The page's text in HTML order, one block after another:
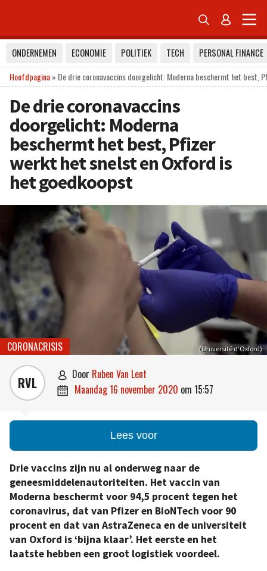
 
ONDERNEMEN ECONOMIE POLITIEK TECH
PERSONAL FINANCE
Hoofdpagina» De drie coronavaccins doorgelicht: Moderna beschermt het best,
De drie coronavaccins
doorgelicht: Moderna
beschermt het best, Pfizer
werkt het snelst en Oxford is
het goedkoopst
(Université d’Oxford)
CORONACRISIS
RVL  door Ruben Van Lent
 maandag 16 november 2020 om 15:57
Lees voor
Drie vaccins zijn nu al onderweg naar de
geneesmiddelenautoriteiten. Het vaccin van
Moderna beschermt voor 94,5 procent tegen het
coronavirus, dat van Pfizer en BioNTech voor 90
procent en dat van AstraZeneca en de universiteit
van Oxford is ‘bijna klaar’. Het eerste en het
laatste hebben een groot logistiek voordeel.